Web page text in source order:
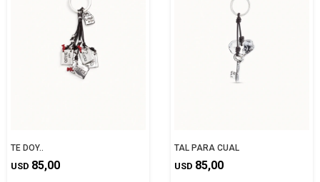
TE DOY..
USD 85,00
TAL PARA CUAL
USD 85,00